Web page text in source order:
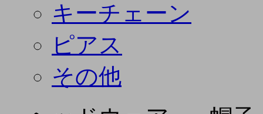
キーチェーン
ピアス
その他